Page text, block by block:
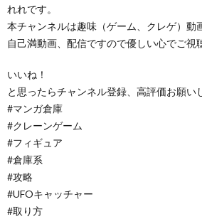
れれです。
本チャンネルは趣味（ゲーム、クレゲ）動
自己満動画、配信ですので優しい心でご視
いいね！
と思ったらチャンネル登録、高評価お願い
#マンガ倉庫
#クレーンゲーム
#フィギュア
#倉庫系
#攻略
#UFOキャッチャー
#取り方